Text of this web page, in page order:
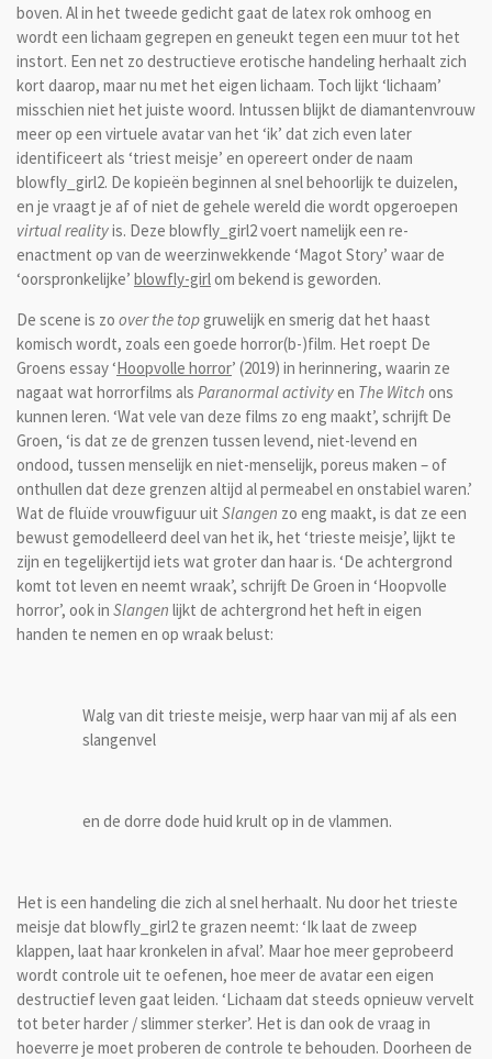
boven. Al in het tweede gedicht gaat de latex rok omhoog en
wordt een lichaam gegrepen en geneukt tegen een muur tot het
instort. Een net zo destructieve erotische handeling herhaalt zich
kort daarop, maar nu met het eigen lichaam. Toch lijkt ‘lichaam’
misschien niet het juiste woord. Intussen blijkt de diamantenvrouw
meer op een virtuele avatar van het ‘ik’ dat zich even later
identificeert als ‘triest meisje’ en opereert onder de naam
blowfly_girl2. De kopieën beginnen al snel behoorlijk te duizelen,
en je vraagt je af of niet de gehele wereld die wordt opgeroepen
virtual realityis. Deze blowfly_girl2 voert namelijk een re-
enactment op van de weerzinwekkende ‘Magot Story’ waar de
‘oorspronkelijke’ blowfly-girlom bekend is geworden.
De scene is zo over the topgruwelijk en smerig dat het haast
komisch wordt, zoals een goede horror(b-)film. Het roept De
Groens essay ‘Hoopvolle horror’ (2019) in herinnering, waarin ze
nagaat wat horrorfilms als Paranormal activityen The Witch ons
kunnen leren. ‘Wat vele van deze films zo eng maakt’, schrijft De
Groen, ‘is dat ze de grenzen tussen levend, niet-levend en
ondood, tussen menselijk en niet-menselijk, poreus maken – of
onthullen dat deze grenzen altijd al permeabel en onstabiel waren.’
Wat de fluïde vrouwfiguur uit Slangen zo eng maakt, is dat ze een
bewust gemodelleerd deel van het ik, het ‘trieste meisje’, lijkt te
zijn en tegelijkertijd iets wat groter dan haar is. ‘De achtergrond
komt tot leven en neemt wraak’, schrijft De Groen in ‘Hoopvolle
horror’, ook in Slangen lijkt de achtergrond het heft in eigen
handen te nemen en op wraak belust:
Walg van dit trieste meisje, werp haar van mij af als een
slangenvel
en de dorre dode huid krult op in de vlammen.
Het is een handeling die zich al snel herhaalt. Nu door het trieste
meisje dat blowfly_girl2 te grazen neemt: ‘Ik laat de zweep
klappen, laat haar kronkelen in afval’. Maar hoe meer geprobeerd
wordt controle uit te oefenen, hoe meer de avatar een eigen
destructief leven gaat leiden. ‘Lichaam dat steeds opnieuw vervelt
tot beter harder / slimmer sterker’. Het is dan ook de vraag in
hoeverre je moet proberen de controle te behouden. Doorheen de